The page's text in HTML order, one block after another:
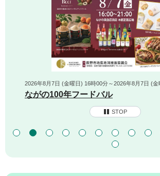
2026年8月7日 (金曜日) 16時00分～2026年8月7日 (
ながの100年フードバル
STOP